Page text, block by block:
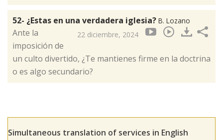
52- ¿Estas en una verdadera iglesia? B. Lozano
22 diciembre, 2024
Ante la
imposición de
un culto divertido, ¿Te mantienes firme en la doctrina
o es algo secundario?
Simultaneous translation of services in English